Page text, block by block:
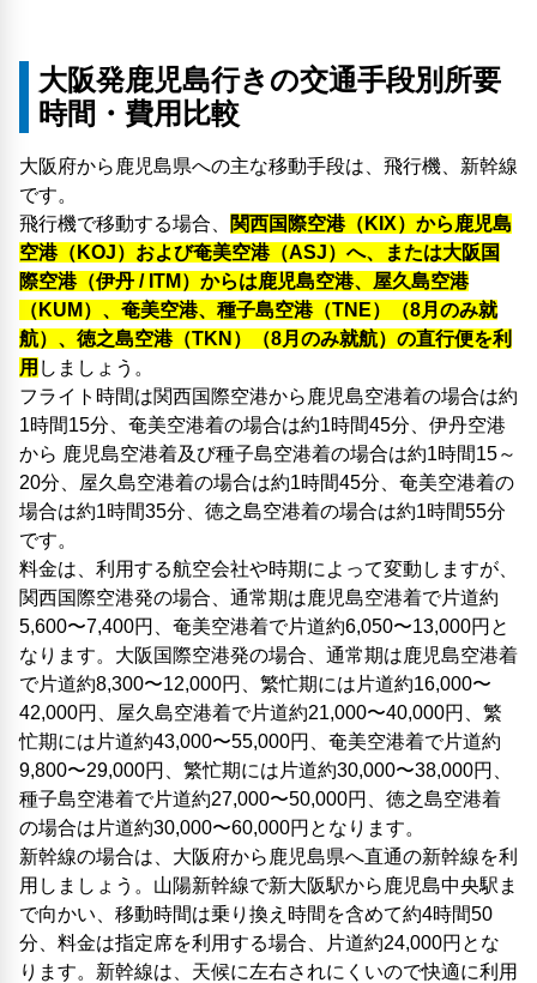
大阪発鹿児島行きの交通手段別所要
時間・費用比較
大阪府から鹿児島県への主な移動手段は、飛行機、新幹線
です。
飛行機で移動する場合、
関西国際空港（KIX）から鹿児島
空港（KOJ）および奄美空港（ASJ）へ、または大阪国
際空港（伊丹 / ITM）からは鹿児島空港、屋久島空港
（KUM）、奄美空港、種子島空港（TNE）（8月のみ就
航）、徳之島空港（TKN）（8月のみ就航）の直行便を利
用 しましょう。
フライト時間は関西国際空港から鹿児島空港着の場合は約
1時間15分、奄美空港着の場合は約1時間45分、伊丹空港
から 鹿児島空港着及び種子島空港着の場合は約1時間15～
20分、屋久島空港着の場合は約1時間45分、奄美空港着の
場合は約1時間35分、徳之島空港着の場合は約1時間55分
です。
料金は、利用する航空会社や時期によって変動しますが、
関西国際空港発の場合、通常期は鹿児島空港着で片道約
5,600〜7,400円、奄美空港着で片道約6,050〜13,000円と
なります。大阪国際空港発の場合、通常期は鹿児島空港着
で片道約8,300〜12,000円、繁忙期には片道約16,000〜
42,000円、屋久島空港着で片道約21,000〜40,000円、繁
忙期には片道約43,000〜55,000円、奄美空港着で片道約
9,800〜29,000円、繁忙期には片道約30,000〜38,000円、
種子島空港着で片道約27,000〜50,000円、徳之島空港着
の場合は片道約30,000〜60,000円となります。
新幹線の場合は、大阪府から鹿児島県へ直通の新幹線を利
用しましょう。山陽新幹線で新大阪駅から鹿児島中央駅ま
で向かい、移動時間は乗り換え時間を含めて約4時間50
分、料金は指定席を利用する場合、片道約24,000円とな
ります。新幹線は、天候に左右されにくいので快適に利用